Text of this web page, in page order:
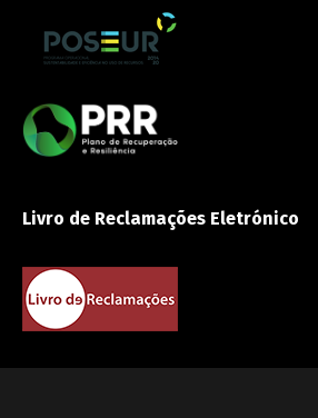
Livro de Reclamações Eletrónico